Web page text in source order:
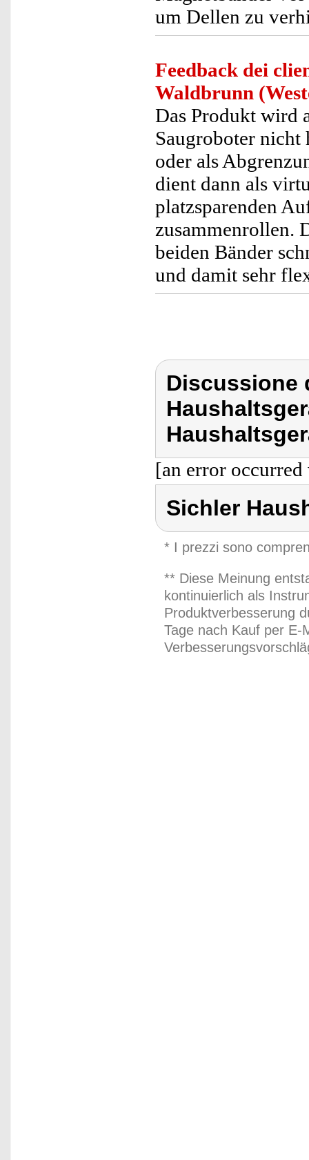
um Dellen zu
Feedback dei
Waldbrunn
Das Produkt wird
Saugroboter
oder als
dient dann als
platzsparenden
zusammenrollen.
beiden Bänder
und damit sehr
Discussione
[an error
Sichler
* I prezzi sono
** Diese Meinung
kontinuierlich als
Produktverbesserung
Tage nach Kauf per E-